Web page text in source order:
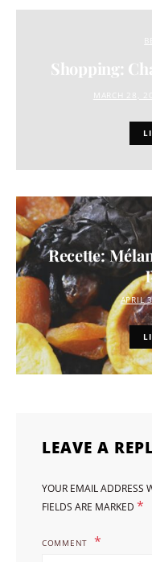
Shopping:
MARCH 28,
Recette:
APRIL
LEAVE A
YOUR EMAIL ADDRESS
FIELDS ARE MARKED *
COMMENT